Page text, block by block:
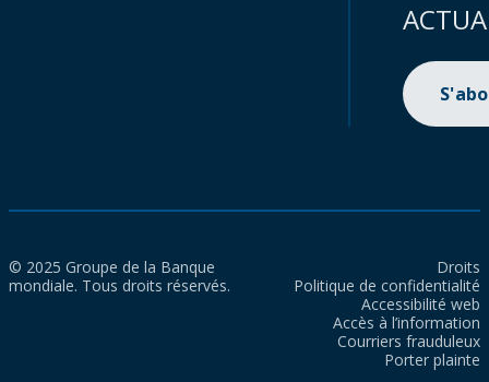
© 2025 Groupe de la Banque
mondiale. Tous droits réservés.
Droits
Politique de confidentialité
Accessibilité web
Accès à l’information
Courriers frauduleux
Porter plainte